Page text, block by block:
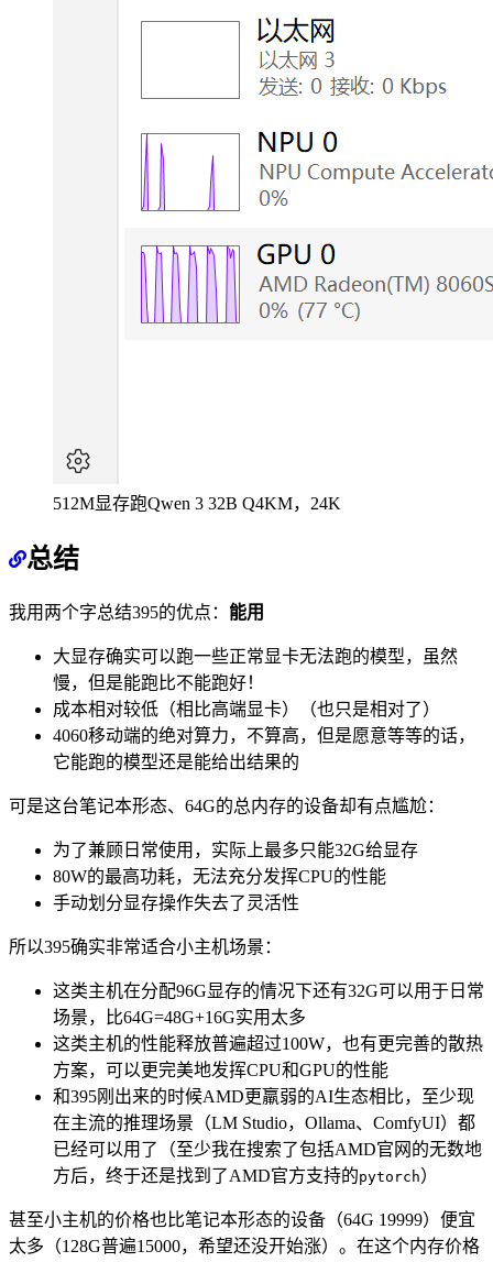
512M显存跑Qwen 3 32B Q4KM，24K
总结
我用两个字总结395的优点： 能用
大显存确实可以跑一些正常显卡无法跑的模型，虽然
慢，但是能跑比不能跑好！
成本相对较低（相比高端显卡）（也只是相对了）
4060移动端的绝对算力，不算高，但是愿意等等的话，
它能跑的模型还是能给出结果的
可是这台笔记本形态、64G的总内存的设备却有点尴尬：
为了兼顾日常使用，实际上最多只能32G给显存
80W的最高功耗，无法充分发挥CPU的性能
手动划分显存操作失去了灵活性
所以395确实非常适合小主机场景：
这类主机在分配96G显存的情况下还有32G可以用于日常
场景，比64G=48G+16G实用太多
这类主机的性能释放普遍超过100W，也有更完善的散热
方案，可以更完美地发挥CPU和GPU的性能
和395刚出来的时候AMD更羸弱的AI生态相比，至少现
在主流的推理场景（LM Studio，Ollama、ComfyUI）都
已经可以用了（至少我在搜索了包括AMD官网的无数地
方后，终于还是找到了AMD官方支持的pytorch）
甚至小主机的价格也比笔记本形态的设备（64G 19999）便宜
太多（128G普遍15000，希望还没开始涨）。在这个内存价格